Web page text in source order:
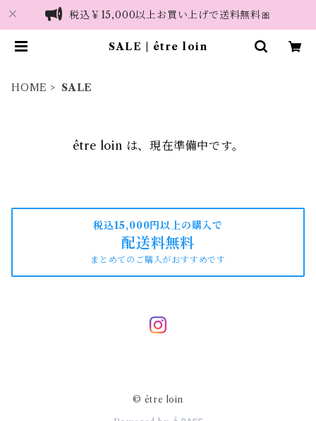
税込￥15,000以上お買い上げで送料無料🎀
SALE | être loin
HOME SALE
être loin は、現在準備中です。
税込15,000円以上の購入で
配送料無料
まとめてのご購入がおすすめです
© être loin